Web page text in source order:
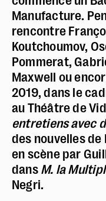
Manufacture.
rencontre
Koutchoumov,
Pommerat,
Maxwell ou
2019, dans le
au Théâtre de
entretiens avec
des nouvelles de
en scène par
dans M. la
Negri.